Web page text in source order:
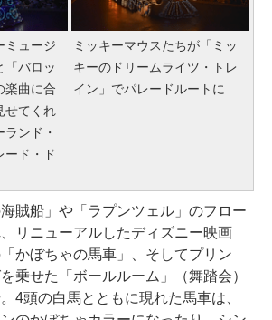
ミュージ
「バロッ
楽曲に合
せてくれ
ンド・
ード・ド
ミッキーマウスたちが「ミッ
キーのドリームライツ・トレ
イン」でパレードルートに
海賊船」や「ラプンツェル」のフロー
リニューアルしたディズニー映画
「かぼちゃの馬車」、そしてプリン
乗せた「ボールルーム」（舞踏会）
4頭の白馬とともに現れた馬車は、